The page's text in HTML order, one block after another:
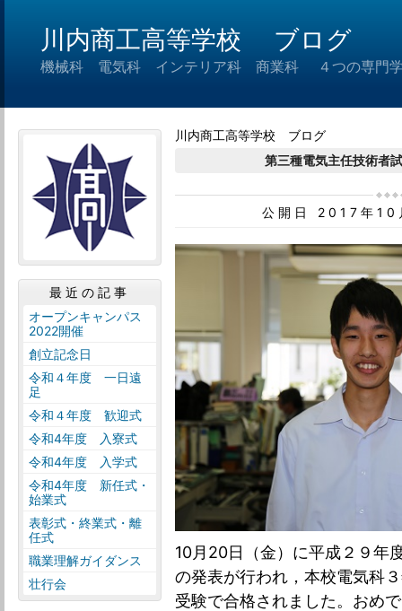
川内商工高等学校 ブログ
機械科 電気科 インテリア科 商業科 ４つの専門学
川内商工高等学校 ブログ
第三種電気主任技術
公開日 2017年
10月20日（金）に平成２９年
の発表が行われ，本校電気科
受験で合格されました。おめ
最近の記事
オープンキャンパス
2022開催
創立記念日
令和４年度 一日遠
足
令和４年度 歓迎式
令和4年度 入寮式
令和4年度 入学式
令和4年度 新任式・
始業式
表彰式・終業式・離
任式
職業理解ガイダンス
壮行会